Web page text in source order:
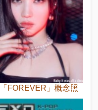
FOREVER」概念照